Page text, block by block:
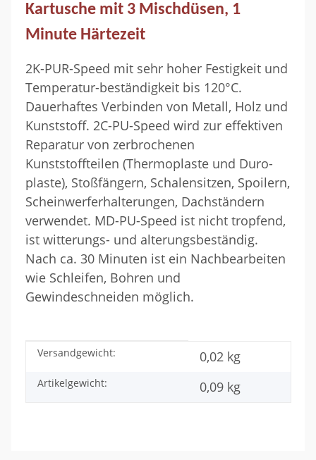
Kartusche mit 3 Mischdüsen, 1
Minute Härtezeit
2K-PUR-Speed mit sehr hoher Festigkeit und
Temperatur-beständigkeit bis 120°C.
Dauerhaftes Verbinden von Metall, Holz und
Kunststoff. 2C-PU-Speed wird zur effektiven
Reparatur von zerbrochenen
Kunststoffteilen (Thermoplaste und Duro-
plaste), Stoßfängern, Schalensitzen, Spoilern,
Scheinwerferhalterungen, Dachständern
verwendet. MD-PU-Speed ist nicht tropfend,
ist witterungs- und alterungsbeständig.
Nach ca. 30 Minuten ist ein Nachbearbeiten
wie Schleifen, Bohren und
Gewindeschneiden möglich.
Produkteigenschaft
Wert
Versandgewicht: 0,02 kg
Artikelgewicht: 0,09 kg